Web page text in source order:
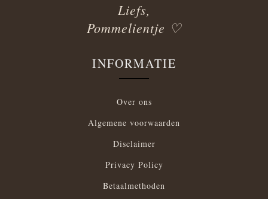
Liefs,
Pommelientje ♡
INFORMATIE
Over ons
Algemene voorwaarden
Disclaimer
Privacy Policy
Betaalmethoden